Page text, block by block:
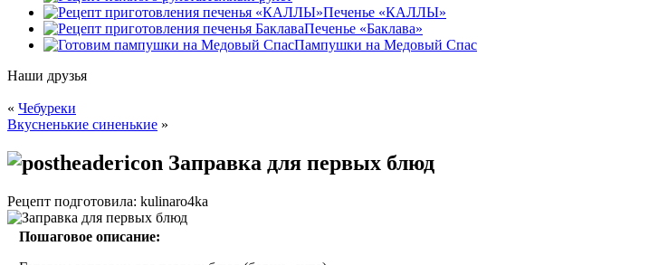
Печенье «КАЛЛЫ»
Печенье «Баклава»
Пампушки на Медовый Спас
Наши друзья
« Чебуреки
Вкусненькие синенькие »
Заправка для первых блюд
Рецепт подготовила: kulinaro4ka
Пошаговое описание: